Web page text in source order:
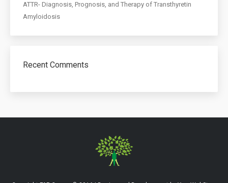
ATTR- Diagnosis, Prognosis, and Therapy of Transthyretin
Amyloidosis
Recent Comments